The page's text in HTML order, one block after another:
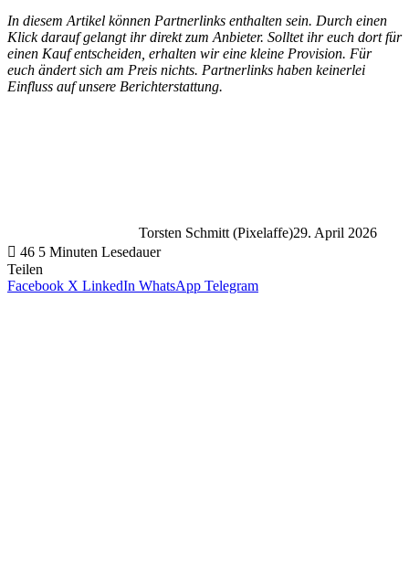
In diesem Artikel können Partnerlinks enthalten sein. Durch einen
Klick darauf gelangt ihr direkt zum Anbieter. Solltet ihr euch dort für
einen Kauf entscheiden, erhalten wir eine kleine Provision. Für
euch ändert sich am Preis nichts. Partnerlinks haben keinerlei
Einfluss auf unsere Berichterstattung.
Torsten Schmitt (Pixelaffe)29. April 2026
46 5 Minuten Lesedauer
Teilen
Facebook X LinkedIn WhatsApp Telegram